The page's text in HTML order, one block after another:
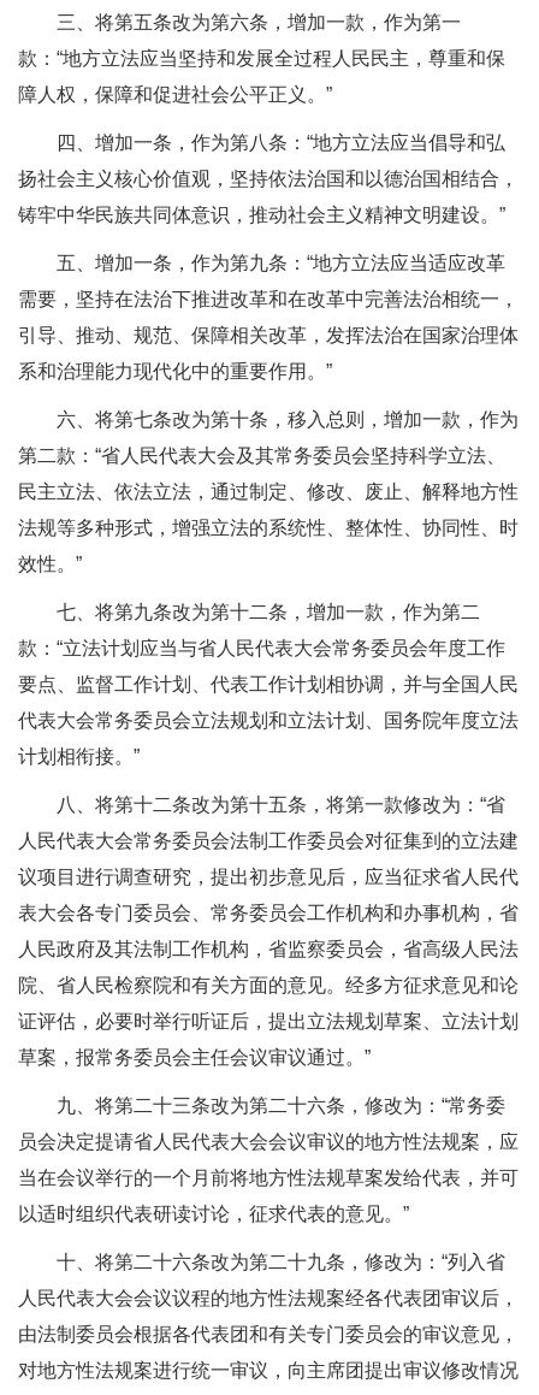
三、将第五条改为第六条，增加一款，作为第一
款：“地方立法应当坚持和发展全过程人民民主，尊重和保
障人权，保障和促进社会公平正义。”
四、增加一条，作为第八条：“地方立法应当倡导和弘
扬社会主义核心价值观，坚持依法治国和以德治国相结合，
铸牢中华民族共同体意识，推动社会主义精神文明建设。”
五、增加一条，作为第九条：“地方立法应当适应改革
需要，坚持在法治下推进改革和在改革中完善法治相统一，
引导、推动、规范、保障相关改革，发挥法治在国家治理体
系和治理能力现代化中的重要作用。”
六、将第七条改为第十条，移入总则，增加一款，作为
第二款：“省人民代表大会及其常务委员会坚持科学立法、
民主立法、依法立法，通过制定、修改、废止、解释地方性
法规等多种形式，增强立法的系统性、整体性、协同性、时
效性。”
七、将第九条改为第十二条，增加一款，作为第二
款：“立法计划应当与省人民代表大会常务委员会年度工作
要点、监督工作计划、代表工作计划相协调，并与全国人民
代表大会常务委员会立法规划和立法计划、国务院年度立法
计划相衔接。”
八、将第十二条改为第十五条，将第一款修改为：“省
人民代表大会常务委员会法制工作委员会对征集到的立法建
议项目进行调查研究，提出初步意见后，应当征求省人民代
表大会各专门委员会、常务委员会工作机构和办事机构，省
人民政府及其法制工作机构，省监察委员会，省高级人民法
院、省人民检察院和有关方面的意见。经多方征求意见和论
证评估，必要时举行听证后，提出立法规划草案、立法计划
草案，报常务委员会主任会议审议通过。”
九、将第二十三条改为第二十六条，修改为：“常务委
员会决定提请省人民代表大会会议审议的地方性法规案，应
当在会议举行的一个月前将地方性法规草案发给代表，并可
以适时组织代表研读讨论，征求代表的意见。”
十、将第二十六条改为第二十九条，修改为：“列入省
人民代表大会会议议程的地方性法规案经各代表团审议后，
由法制委员会根据各代表团和有关专门委员会的审议意见，
对地方性法规案进行统一审议，向主席团提出审议修改情况